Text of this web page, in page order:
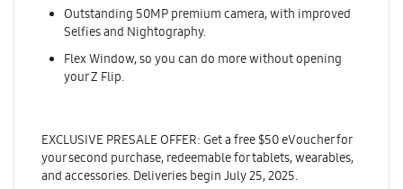
Outstanding 50MP premium camera, with improved
Selfies and Nightography.
Flex Window, so you can do more without opening
your Z Flip.
EXCLUSIVE PRESALE OFFER: Get a free $50 eVoucher for
your second purchase, redeemable for tablets, wearables,
and accessories. Deliveries begin July 25, 2025.